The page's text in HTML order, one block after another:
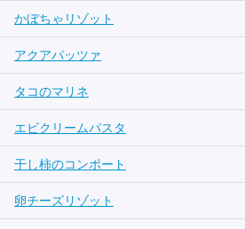
かぼちゃリゾット
アクアパッツァ
タコのマリネ
エビクリームパスタ
干し柿のコンポート
卵チーズリゾット